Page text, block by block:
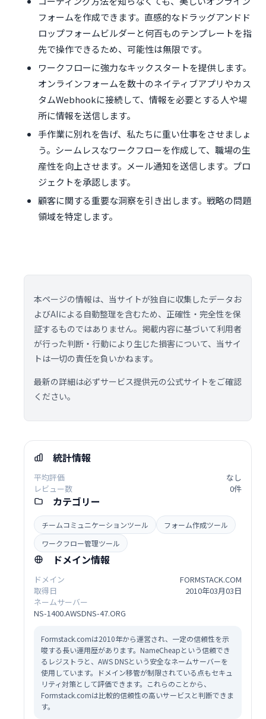
フォームを作成できます。直感的なドラッグアンドド
ロップフォームビルダーと何百ものテンプレートを指
先で操作できるため、可能性は無限です。
ワークフローに強力なキックスタートを提供します。
オンラインフォームを数十のネイティブアプリやカス
タムWebhookに接続して、情報を必要とする人や場
所に情報を送信します。
手作業に別れを告げ、私たちに重い仕事をさせましょ
う。シームレスなワークフローを作成して、職場の生
産性を向上させます。メール通知を送信します。プロ
ジェクトを承認します。
顧客に関する重要な洞察を引き出します。戦略の問題
領域を特定します。
本ページの情報は、当サイトが独自に収集したデータお
よびAIによる自動整理を含むため、正確性・完全性を保
証するものではありません。掲載内容に基づいて利用者
が行った判断・行動により生じた損害について、当サイ
トは一切の責任を負いかねます。
最新の詳細は必ずサービス提供元の公式サイトをご確認
ください。
統計情報
平均評価
なし
レビュー数
0件
カテゴリー
チームコミュニケーションツール
フォーム作成ツール
ワークフロー管理ツール
ドメイン情報
ドメイン
FORMSTACK.COM
取得日
2010年03月03日
ネームサーバー
NS-1400.AWSDNS-47.ORG
Formstack.comは2010年から運営され、一定の信頼性を示
唆する長い運用歴があります。NameCheapという信頼でき
るレジストラと、AWS DNSという安全なネームサーバーを
使用しています。ドメイン移管が制限されている点もセキュ
リティ対策として評価できます。これらのことから、
Formstack.comは比較的信頼性の高いサービスと判断できま
す。